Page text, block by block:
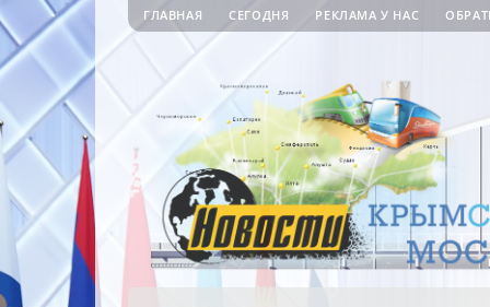
ГЛАВНАЯ СЕГОДНЯ РЕКЛАМА У НАС